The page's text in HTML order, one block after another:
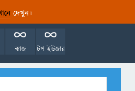
দেখুন।
টপ ইউজার
ব্যাজ